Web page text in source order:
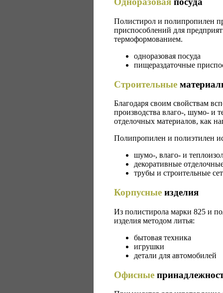
Полистирол и полипропилен
приспособлений для
термоформованием.
одноразовая посуда
пищераздаточные
Строительные
Благодаря своим свойствам
производства влаго-, шумо- и
отделочных материалов, как
Полипропилен и полиэтилен
шумо-, влаго- и
декоративные
трубы и строительные
Корпусные изделия
Из полистирола марки 825 и
изделия методом литья:
бытовая техника
игрушки
детали для автомобилей
Офисные